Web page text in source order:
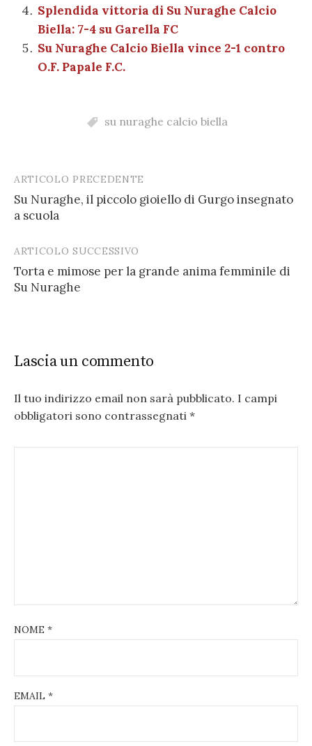
Splendida vittoria di Su Nuraghe Calcio
Biella: 7-4 su Garella FC
Su Nuraghe Calcio Biella vince 2-1 contro
O.F. Papale F.C.
su nuraghe calcio biella
Post
navigation
ARTICOLO PRECEDENTE
Su Nuraghe, il piccolo gioiello di Gurgo insegnato
a scuola
ARTICOLO SUCCESSIVO
Torta e mimose per la grande anima femminile di
Su Nuraghe
Lascia un commento
Il tuo indirizzo email non sarà pubblicato. I campi
obbligatori sono contrassegnati *
NOME *
EMAIL *